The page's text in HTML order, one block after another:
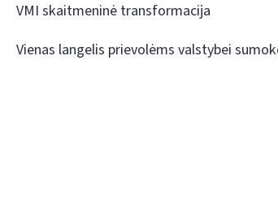
VMI skaitmeninė transformacija
Vienas langelis prievolėms valstybei